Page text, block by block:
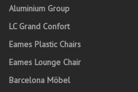
Aluminium Group
LC Grand Confort
Eames Plastic Chairs
Eames Lounge Chair
Barcelona Möbel